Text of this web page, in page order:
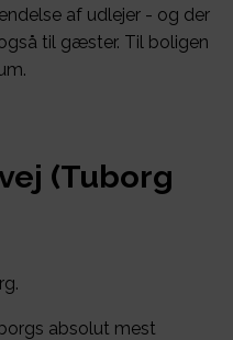
af udlejer - og der
til gæster. Til boligen
(Tuborg
absolut mest